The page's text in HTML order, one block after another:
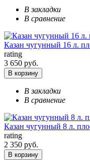
В закладки
В сравнение
Казан чугунный 16 л.
rating
3 650 руб.
В корзину
В закладки
В сравнение
Казан чугунный 8 л.
rating
2 350 руб.
В корзину